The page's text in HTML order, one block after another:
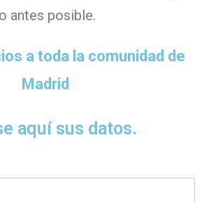
lo antes posible.
a toda la comunidad de
Madrid
aquí sus datos.